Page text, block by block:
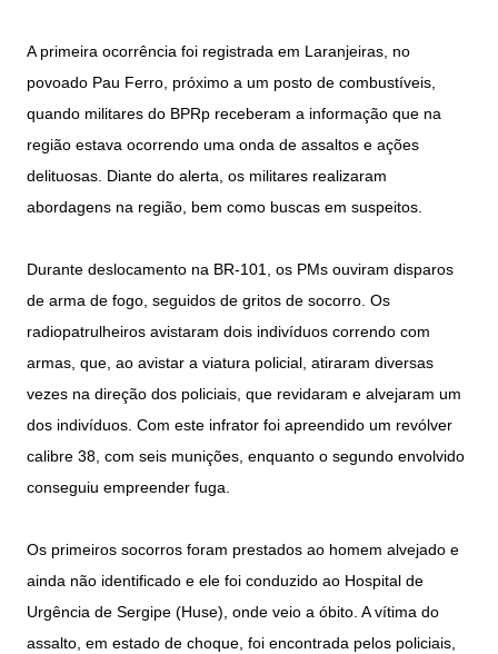
A primeira ocorrência foi registrada em Laranjeiras, no
povoado Pau Ferro, próximo a um posto de combustíveis,
quando militares do BPRp receberam a informação que na
região estava ocorrendo uma onda de assaltos e ações
delituosas. Diante do alerta, os militares realizaram
abordagens na região, bem como buscas em suspeitos.
Durante deslocamento na BR-101, os PMs ouviram disparos
de arma de fogo, seguidos de gritos de socorro. Os
radiopatrulheiros avistaram dois indivíduos correndo com
armas, que, ao avistar a viatura policial, atiraram diversas
vezes na direção dos policiais, que revidaram e alvejaram um
dos indivíduos. Com este infrator foi apreendido um revólver
calibre 38, com seis munições, enquanto o segundo envolvido
conseguiu empreender fuga.
Os primeiros socorros foram prestados ao homem alvejado e
ainda não identificado e ele foi conduzido ao Hospital de
Urgência de Sergipe (Huse), onde veio a óbito. A vítima do
assalto, em estado de choque, foi encontrada pelos policiais,